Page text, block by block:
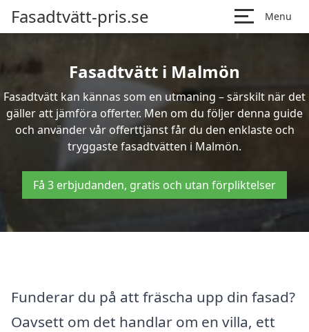
Fasadtvätt-pris.se Menu
Fasadtvätt i Malmön
Fasadtvätt kan kännas som en utmaning – särskilt när det
gäller att jämföra offerter. Men om du följer denna guide
och använder vår offerttjänst får du den enklaste och
tryggaste fasadtvätten i Malmön.
Få 3 erbjudanden, gratis och utan förpliktelser
Funderar du på att fräscha upp din fasad?
Oavsett om det handlar om en villa, ett